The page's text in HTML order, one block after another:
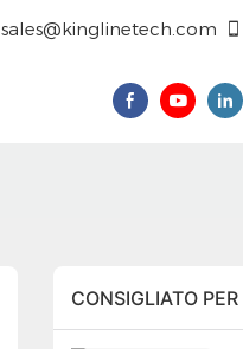
sales@kinglinetech.com
CONSIGLIATO PER